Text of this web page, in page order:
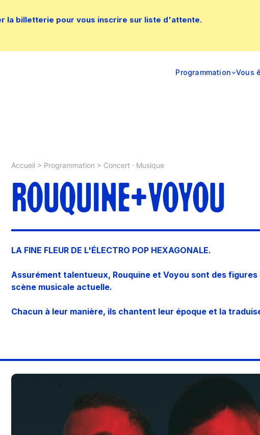
la billetterie pour vous inscrire sur liste d'attente.
Programmation Vous
Accueil > Programmation > Concert · Musique
ROUQUINE+VOYOU
LA FINE FLEUR DE L'ÉLECTRO POP HEXAGONALE.
Assurément talentueux, Rouquine et Voyou sont des
scène musicale actuelle.
Chacun à leur manière, ils chantent leur époque et la